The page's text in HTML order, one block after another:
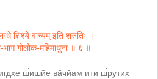
शिश्ये वाच्यम् इति श्रुतिः ।
गोलोक-महिमाधुना ॥ ६ ॥
ш́ишйе ва̄чйам ити ш́рутих̣